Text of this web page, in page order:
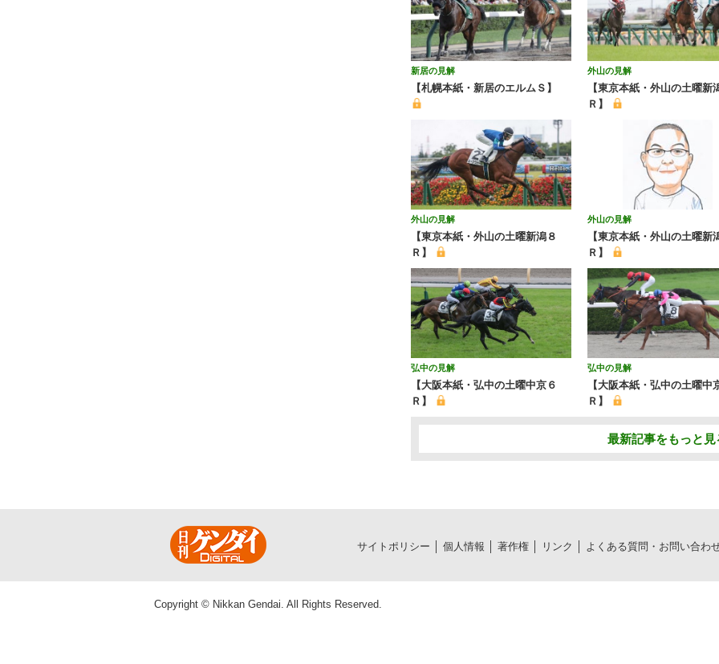
新居の見解
【札幌本紙・新居のエルムＳ】
外山の見解
【東京本紙・外山の土曜新
Ｒ】
外山の見解
【東京本紙・外山の土曜新潟８
Ｒ】
外山の見解
【東京本紙・外山の土曜新
Ｒ】
弘中の見解
【大阪本紙・弘中の土曜中京６
Ｒ】
弘中の見解
【大阪本紙・弘中の土曜中
Ｒ】
最新記事をもっと見
サイトポリシー 個人情報 著作権 リンク よくある質問・お問い合わ
Copyright © Nikkan Gendai. All Rights Reserved.